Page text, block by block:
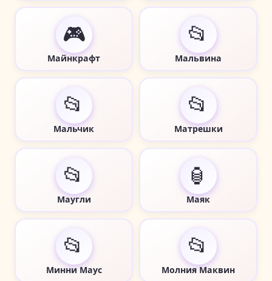
🎮
Майнкрафт
📂
Мальвина
📂
Мальчик
📂
Матрешки
📂
Маугли
🏮
Маяк
📂
Минни Маус
📂
Молния Маквин